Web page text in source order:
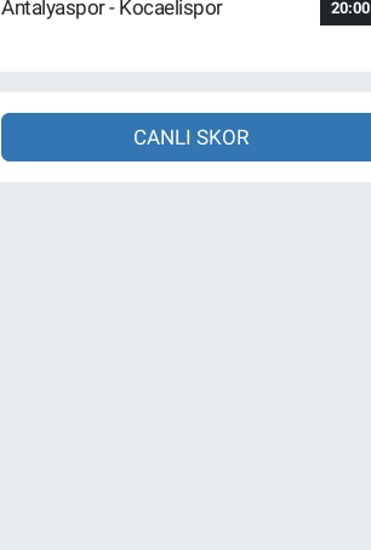
Antalyaspor - Kocaelispor 20:00
CANLI SKOR